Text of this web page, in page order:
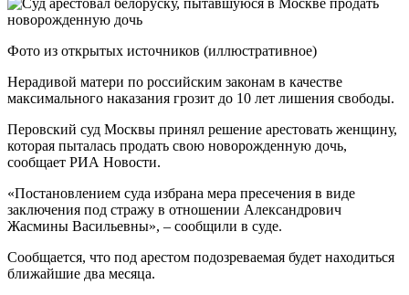
Фото из открытых источников (иллюстративное)
Нерадивой матери по российским законам в качестве
максимального наказания грозит до 10 лет лишения свободы.
Перовский суд Москвы принял решение арестовать женщину,
которая пыталась продать свою новорожденную дочь,
сообщает РИА Новости.
«Постановлением суда избрана мера пресечения в виде
заключения под стражу в отношении Александрович
Жасмины Васильевны», – сообщили в суде.
Сообщается, что под арестом подозреваемая будет находиться
ближайшие два месяца.